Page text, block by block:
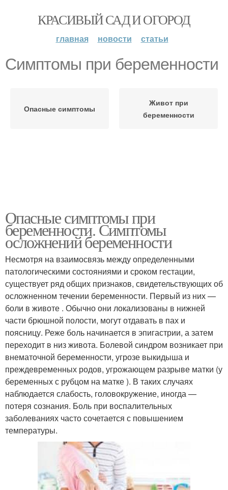
КРАСИВЫЙ САД И ОГОРОД
главная новости статьи
Симптомы при беременности
Опасные симптомы
Живот при
беременности
Опасные симптомы при
беременности. Симптомы
осложнений беременности
Несмотря на взаимосвязь между определенными
патологическими состояниями и сроком гестации,
существует ряд общих признаков, свидетельствующих об
осложненном течении беременности. Первый из них —
боли в животе . Обычно они локализованы в нижней
части брюшной полости, могут отдавать в пах и
поясницу. Реже боль начинается в эпигастрии, а затем
переходит в низ живота. Болевой синдром возникает при
внематочной беременности, угрозе выкидыша и
преждевременных родов, угрожающем разрыве матки (у
беременных с рубцом на матке ). В таких случаях
наблюдается слабость, головокружение, иногда —
потеря сознания. Боль при воспалительных
заболеваниях часто сочетается с повышением
температуры.